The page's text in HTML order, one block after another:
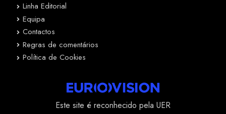
Linha Editorial
Equipa
Contactos
Regras de comentários
Política de Cookies
Este site é reconhecido pela UER